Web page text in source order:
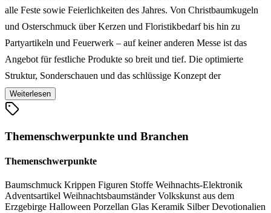
alle Feste sowie Feierlichkeiten des Jahres. Von Christbaumkugeln
und Osterschmuck über Kerzen und Floristikbedarf bis hin zu
Partyartikeln und Feuerwerk – auf keiner anderen Messe ist das
Angebot für festliche Produkte so breit und tief. Die optimierte
Struktur, Sonderschauen und das schlüssige Konzept der
Christmasworld Frankfurt am Main macht sie zur Leitmesse für das
Gelingen aller festlichen Anlässe und Parties. Das Event der
Creativeworldvereint Angebot und Nachfrage auf internationalem
Niveau, liefert Inspiration, fördert persönliche Begegnungen und
Effizienz.
Weiterlesen
Themenschwerpunkte und Branchen
Themenschwerpunkte
Baumschmuck Krippen Figuren Stoffe Weihnachts-Elektronik
Adventsartikel WeihnachtsbaumständerVolkskunst aus dem
Erzgebirge Halloween Porzellan Glas Keramik SilberDevotionalien